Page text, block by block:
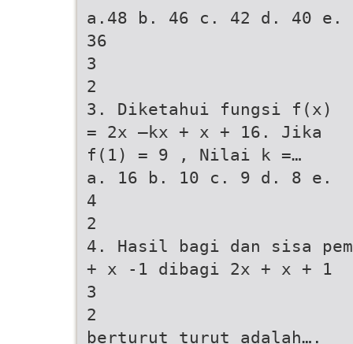
a.48 b. 46 c. 42 d. 40 e.
36
3
2
3. Diketahui fungsi f(x)
= 2x –kx + x + 16. Jika
f(1) = 9 , Nilai k =…
a. 16 b. 10 c. 9 d. 8 e.
4
2
4. Hasil bagi dan sisa
+ x -1 dibagi 2x + x + 1
3
2
berturut turut adalah….